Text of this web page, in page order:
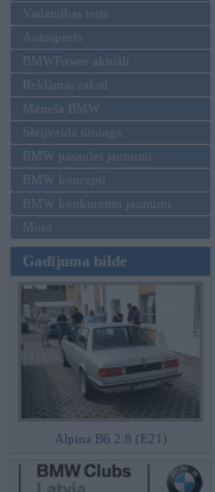
Vadāmības tests
Autosports
BMWPower aktuāli
Reklāmas raksti
Mēneša BMW
Sērijveida tūnings
BMW pasaules jaunumi
BMW koncepti
BMW konkurentu jaunumi
Moto
Gadījuma bilde
Alpina B6 2.8 (E21)